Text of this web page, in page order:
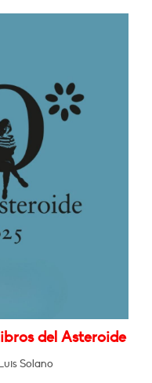
del Asteroide
Solano